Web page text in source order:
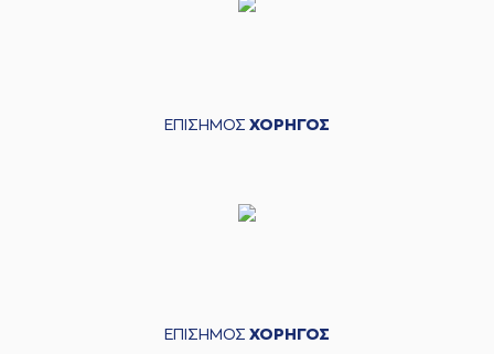
ΕΠΙΣΗΜΟΣ ΧΟΡΗΓΟΣ
ΕΠΙΣΗΜΟΣ ΧΟΡΗΓΟΣ